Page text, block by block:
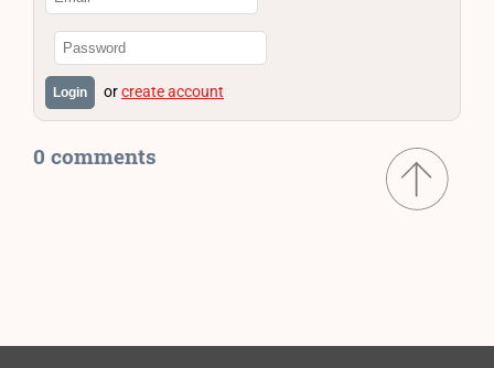
Login orcreate account
0 comments